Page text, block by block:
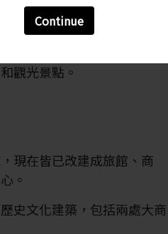
Continue
離之內。你也可以租一天單
觀光景點。
現在皆已改建成旅館、商
。
史文化建築，包括兩處大商